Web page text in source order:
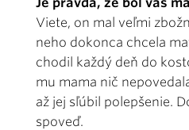
Viete, on mal veľmi
neho dokonca chcela
chodil každý deň do
mu mama nič
až jej sľúbil polepšenie.
spoveď.